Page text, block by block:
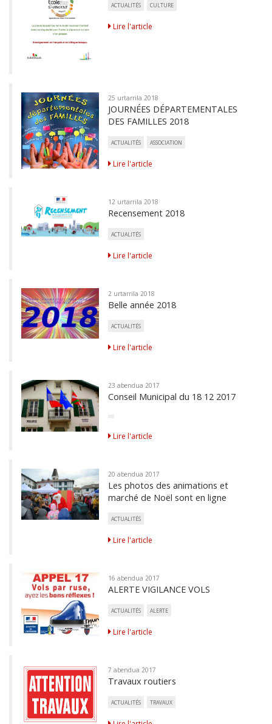
ACTUALITÉS CULTURE
Lire l'article
25 urtarrila 2018
JOURNÉES DÉPARTEMENTALES
DES FAMILLES 2018
ACTUALITÉS ASSOCIATION
Lire l'article
12 urtarrila 2018
Recensement 2018
ACTUALITÉS
Lire l'article
2 urtarrila 2018
Belle année 2018
ACTUALITÉS
Lire l'article
23 abendua 2017
Conseil Municipal du 18 12 2017
Lire l'article
20 abendua 2017
Les photos des animations et
marché de Noël sont en ligne
ACTUALITÉS
Lire l'article
16 abendua 2017
ALERTE VIGILANCE VOLS
ACTUALITÉS ALERTE
Lire l'article
7 abendua 2017
Travaux routiers
ACTUALITÉS TRAVAUX